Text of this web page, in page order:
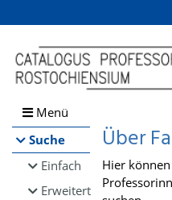
Browsen
direkt zum Inhalt
Menü
Suche
Einfach
Erweitert
Über
Hier